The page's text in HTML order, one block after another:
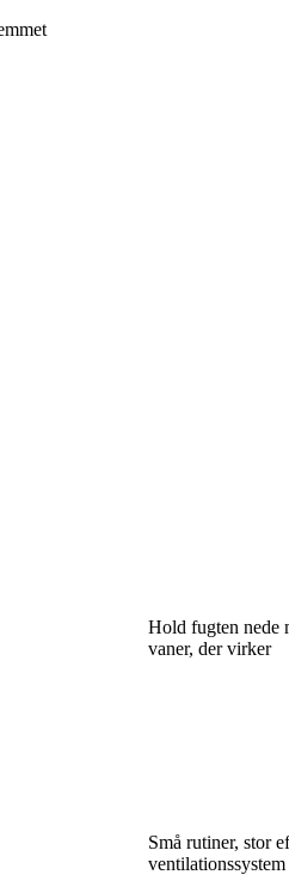
Hold fugten nede
vaner, der virker
Små rutiner, stor